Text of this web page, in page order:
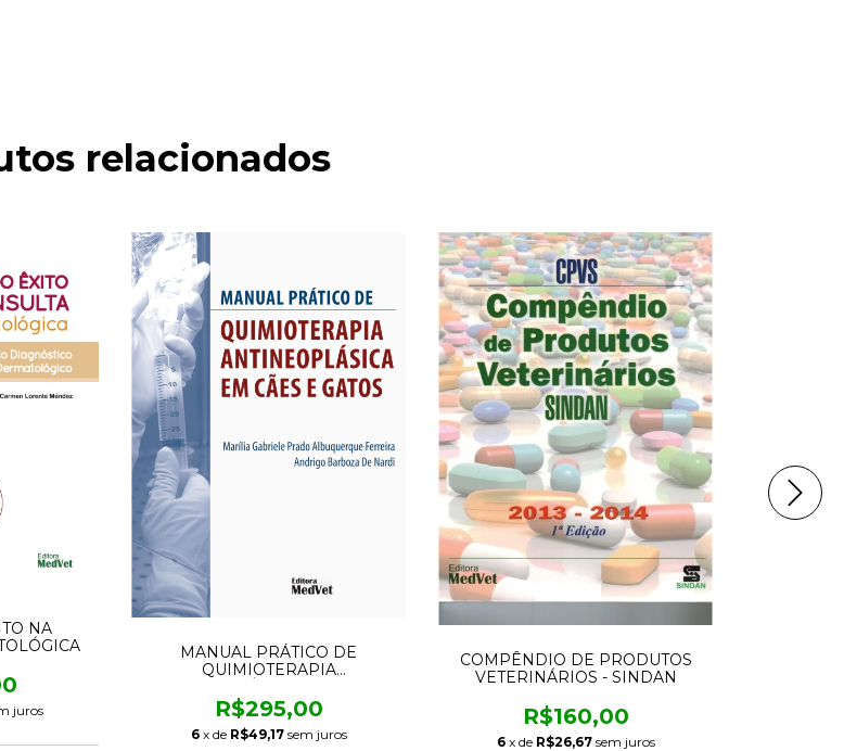
relacionados
NA
juros
MANUAL PRÁTICO DE
QUIMIOTERAPIA
GATOS
R$295,00
6 x de R$49,17 sem juros
COMPÊNDIO DE PRODUTOS
VETERINÁRIOS - SINDAN
R$160,00
6 x de R$26,67 sem juros